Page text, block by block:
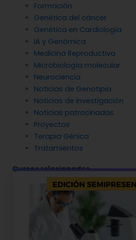
Formación
Genética del cáncer
Genética en Cardiología
IA y Genómica
Medicina Reproductiva
Microbiología molecular
Neurociencia
Noticias de Genotipia
Noticias de investigación
Noticias patrocinadas
Proyectos
Terapia Génica
Tratamientos
Cursos relacionados